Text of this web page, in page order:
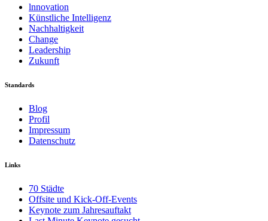
lnnovation
Künstliche Intelligenz
Nachhaltigkeit
Change
Leadership
Zukunft
Standards
Blog
Profil
Impressum
Datenschutz
Links
70 Städte
Offsite und Kick-Off-Events
Keynote zum Jahresauftakt